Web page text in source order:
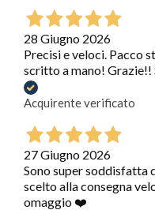
28 Giugno 2026
Precisi e veloci. Pacco
scritto a mano! Grazie!!
Acquirente verificato
27 Giugno 2026
Sono super
scelto alla consegna
omaggio ❤️